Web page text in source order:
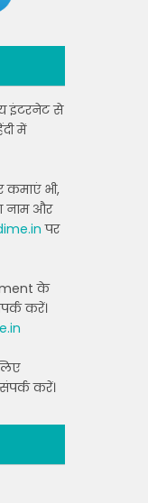
इंटरनेट से
में
कमाएं भी,
नाम और
पर
के
करें।
करें।